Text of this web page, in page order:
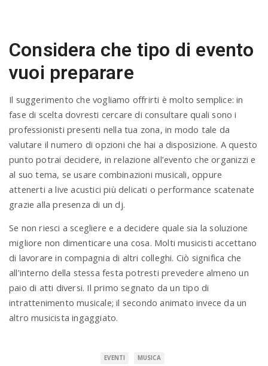
Considera che tipo di evento
vuoi preparare
Il suggerimento che vogliamo offrirti è molto semplice: in
fase di scelta dovresti cercare di consultare quali sono i
professionisti presenti nella tua zona, in modo tale da
valutare il numero di opzioni che hai a disposizione. A questo
punto potrai decidere, in relazione all’evento che organizzi e
al suo tema, se usare combinazioni musicali, oppure
attenerti a live acustici più delicati o performance scatenate
grazie alla presenza di un dj.
Se non riesci a scegliere e a decidere quale sia la soluzione
migliore non dimenticare una cosa. Molti musicisti accettano
di lavorare in compagnia di altri colleghi. Ciò significa che
all’interno della stessa festa potresti prevedere almeno un
paio di atti diversi. Il primo segnato da un tipo di
intrattenimento musicale; il secondo animato invece da un
altro musicista ingaggiato.
EVENTI MUSICA